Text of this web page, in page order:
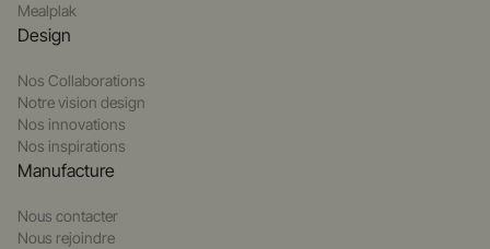
Mealplak
Design
Nos Collaborations
Notre vision design
Nos innovations
Nos inspirations
Manufacture
Nous contacter
Nous rejoindre